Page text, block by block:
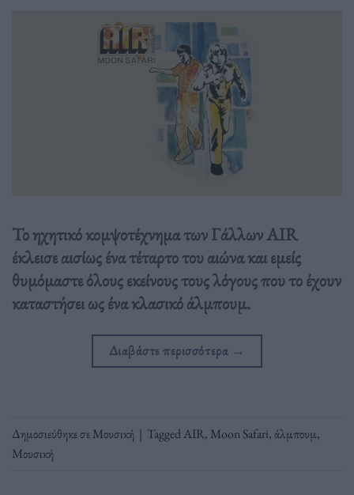
Το ηχητικό κομψοτέχνημα των Γάλλων AIR
έκλεισε αισίως ένα τέταρτο του αιώνα και εμείς
θυμόμαστε όλους εκείνους τους λόγους που το έχουν
καταστήσει ως ένα κλασικό άλμπουμ.
Διαβάστε περισσότερα →
Δημοσιεύθηκε σεΜουσική | TaggedAIR, Moon Safari,άλμπουμ,
Μουσική